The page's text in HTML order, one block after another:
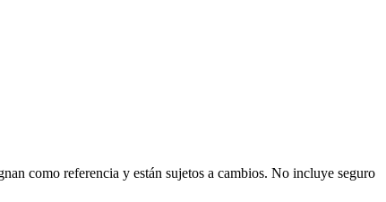
como referencia y están sujetos a cambios. No incluye seguro